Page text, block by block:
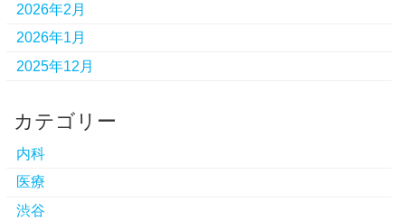
2026年2月
2026年1月
2025年12月
カテゴリー
内科
医療
渋谷